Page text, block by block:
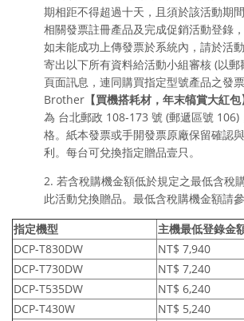
期相距不得超過十天，且須於該活動期
相關發票註冊產品及完成促銷活動登錄
如未能成功上傳發票於系統內，請於活
寄出以下所有資料給活動小組審核 (以
頁面訊息，連同購買指定型號產品之發票
Brother 【買機搭耗材，年末犒賞大紅包
為 台北郵政 108-173 號 (郵遞區號 106)
格。 紙本發票或手開發票原廠保留確認
利。 每台可兌換指定贈品壹只。
2. 若含稅購機金額低於規定之最低含稅
此活動兌換贈品。最低含稅購機金額請
指定機型
主機最低登錄金
DCP-T830DW
NT$ 7,940
DCP-T730DW
NT$ 7,240
DCP-T535DW
NT$ 6,240
DCP-T430W
NT$ 5,240